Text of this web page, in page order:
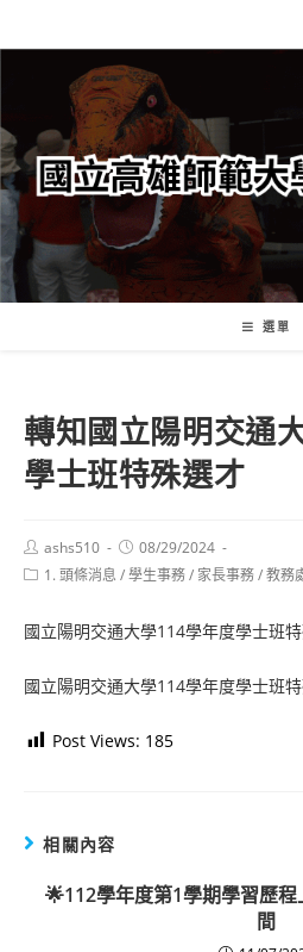
轉
要
內
容
選單
轉知國立陽明交通
學士班特殊選才
Post
author:
ashs510
Post
published:
08/29/2024
Post1. 頭條消息 /學生事務/ 家長事務/教務
國立陽明交通大學114學年度學士班
國立陽明交通大學114學年度學士班
Post Views: 185
相關內容
🌟112學年度第1學期學習歷
間